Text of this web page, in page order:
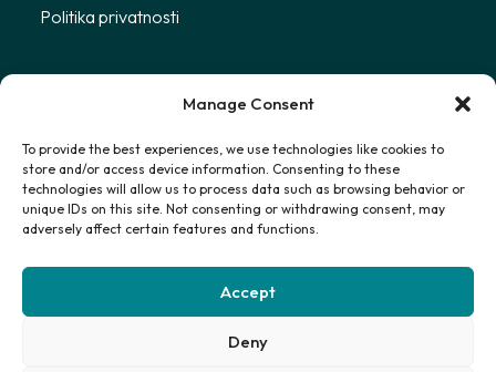
Manage Consent
To provide the best experiences, we use technologies like cookies to
store and/or access device information. Consenting to these
technologies will allow us to process data such as browsing behavior or
unique IDs on this site. Not consenting or withdrawing consent, may
adversely affect certain features and functions.
Accept
Deny
Politika privatnosti
Primajte najnovije informacije
Prijavi se
Slažem se sPolitikom privatnosti
© 2025 Stay with Martha. Sva prava pridržana.